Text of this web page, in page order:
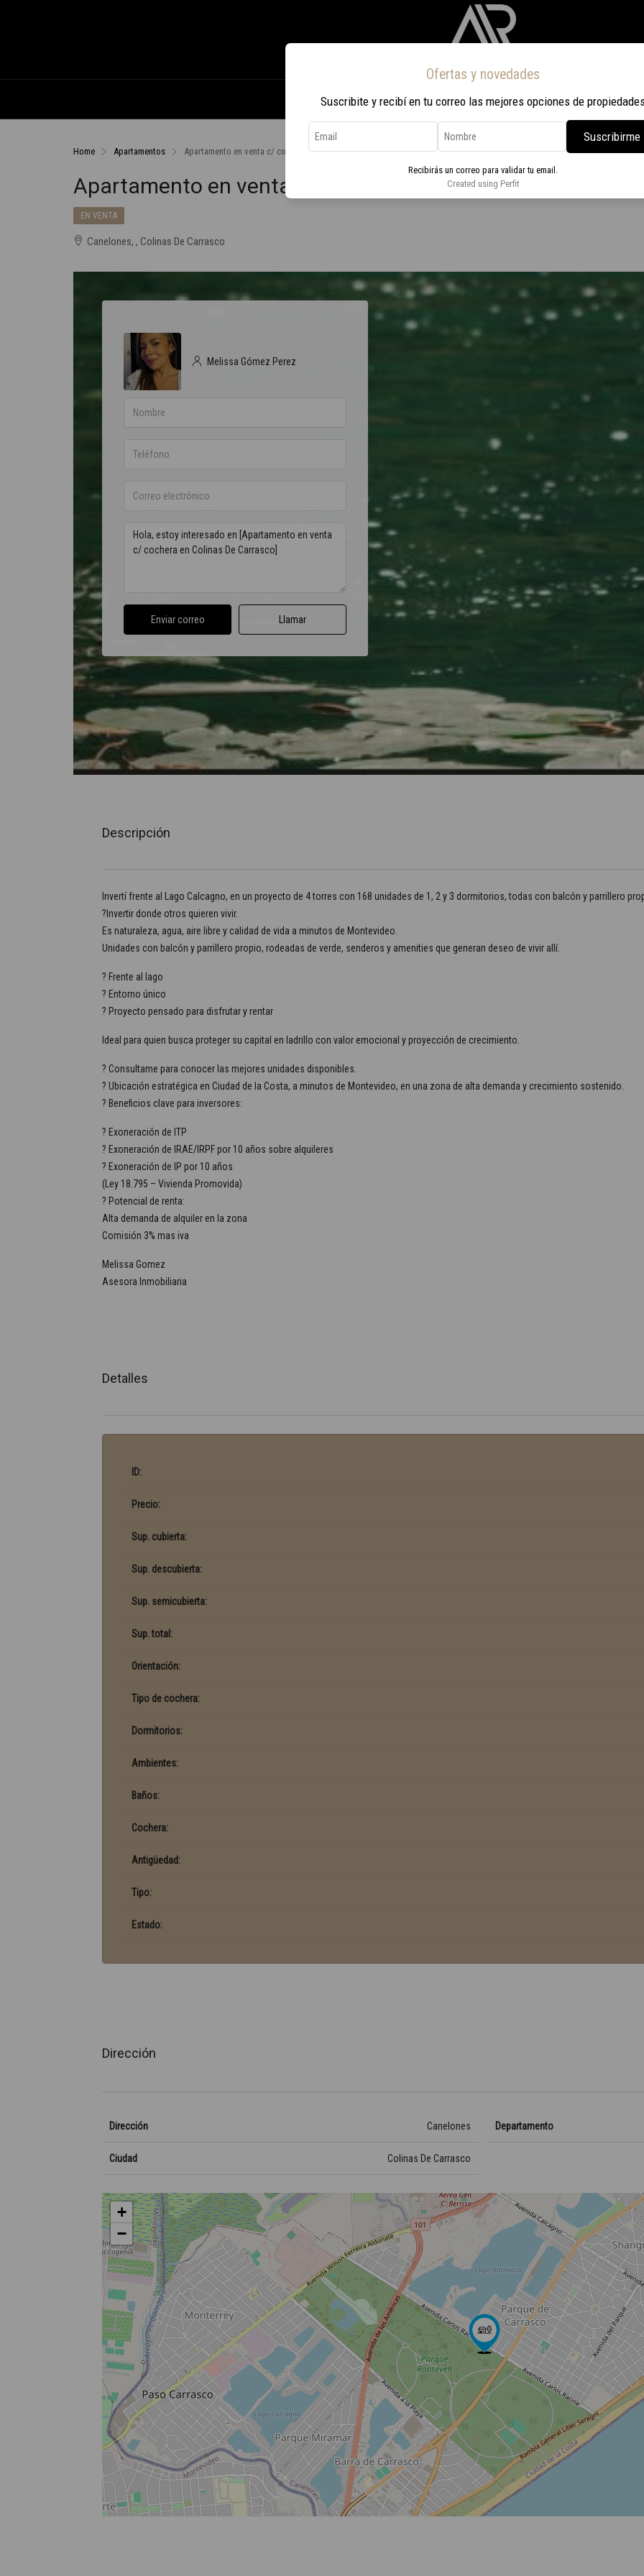
Ofertas y novedades
Suscribite y recibí en tu correo las mejores opciones de
Suscribirme
Recibirás un correo para validar tu email.
Created using Perfit
Inicio Propiedades Nosotros Contacto Viaje a Rio 2026
Home Apartamentos Apartamento en venta c/ cochera en Colinas De Carrasco
Apartamento en venta c/ cochera en Colinas De Carrasco
EN VENTA
Canelones, , Colinas De Carrasco
Melissa Gómez Perez
Enviar correo Llamar
Descripción
Invertí frente al Lago Calcagno, en un proyecto de 4 torres con 168 unidades de 1, 2 y 3 dormitorios, todas con balcón y parrillero
?Invertir donde otros quieren vivir.
Es naturaleza, agua, aire libre y calidad de vida a minutos de Montevideo.
Unidades con balcón y parrillero propio, rodeadas de verde, senderos y amenities que generan deseo de vivir allí.
? Frente al lago
? Entorno único
? Proyecto pensado para disfrutar y rentar
Ideal para quien busca proteger su capital en ladrillo con valor emocional y proyección de crecimiento.
? Consultame para conocer las mejores unidades disponibles.
? Ubicación estratégica en Ciudad de la Costa, a minutos de Montevideo, en una zona de alta demanda y crecimiento sostenido.
? Beneficios clave para inversores:
? Exoneración de ITP
? Exoneración de IRAE/IRPF por 10 años sobre alquileres
? Exoneración de IP por 10 años
(Ley 18.795 – Vivienda Promovida)
? Potencial de renta:
Alta demanda de alquiler en la zona
Comisión 3% mas iva
Melissa Gomez
Asesora Inmobiliaria
Detalles
ID:
Precio:
Sup. cubierta:
Sup. descubierta:
Sup. semicubierta:
Sup. total:
Orientación:
Tipo de cochera:
Dormitorios:
Ambientes:
Baños:
Cochera:
Antigüedad:
Tipo:
Estado:
Dirección
Dirección Canelones
Ciudad Colinas De Carrasco
Departamento
+
−